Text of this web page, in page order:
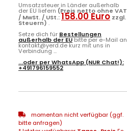
Umsatzsteuer in Länder außerhalb
der EU liefern (Preis netto ohne VAT
/ MwSt. / USt.:158.00 Euro zzgl.
Steuern) .
Setze dich für Bestellungen
außerhalb der EUbitte per e-Mail an
kontakt@yerd.de kurz mit uns in
Verbindung ...
...oder perWhatsApp (NUR Chat!):
+491796159552
momentan nicht verfügbar (ggf.
bitte anfragen)